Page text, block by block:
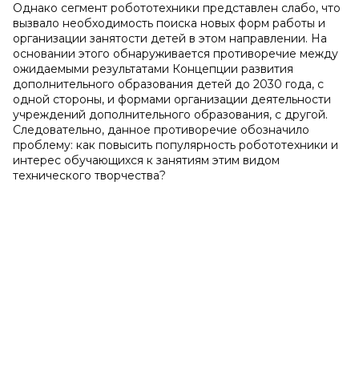
Однако сегмент робототехники представлен слабо, что
вызвало необходимость поиска новых форм работы и
организации занятости детей в этом направлении. На
основании этого обнаруживается противоречие между
ожидаемыми результатами Концепции развития
дополнительного образования детей до 2030 года, с
одной стороны, и формами организации деятельности
учреждений дополнительного образования, с другой.
Следовательно, данное противоречие обозначило
проблему: как повысить популярность робототехники и
интерес обучающихся к занятиям этим видом
технического творчества?